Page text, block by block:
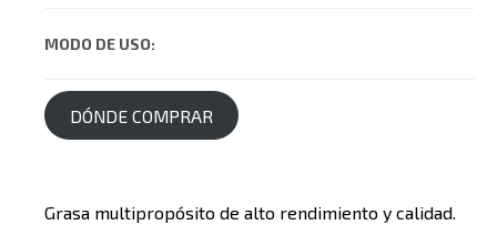
MODO DE USO:
DÓNDE COMPRAR
Grasa multipropósito de alto rendimiento y calidad.